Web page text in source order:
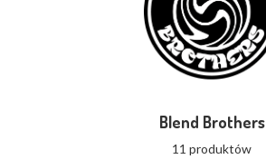
Blend Brothers
11 produktów